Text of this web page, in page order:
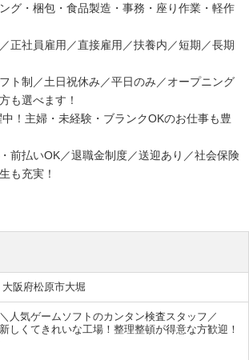
グ・梱包・食品製造・事務・座り作業・軽作
正社員雇用／直接雇用／扶養内／短期／長期
ト制／土日祝休み／平日のみ／オープニング
も選べます！
！主婦・未経験・ブランクOKのお仕事も豊
前払いOK／退職金制度／送迎あり／社会保険
も充実！
大阪府松原市大堀
人気ゲームソフトのカンタン検査スタッフ／
しくてきれいな工場！整理整頓が得意な方歓迎！